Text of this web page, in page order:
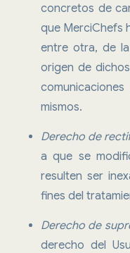
concretos de
que MerciChefs
entre otra, de
origen de
mismos.
Derecho de
a que se
resulten ser
fines del
Derecho de
derecho del